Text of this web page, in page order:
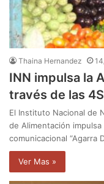
Thaina Hernandez
INN impulsa la
través de las 4S
El Instituto Nacional de
de Alimentación
comunicacional “Agarra
Ver Mas »